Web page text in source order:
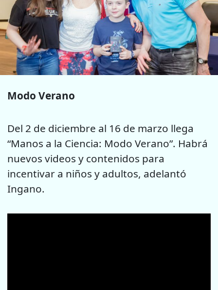
Modo Verano
Del 2 de diciembre al 16 de marzo llega
“Manos a la Ciencia: Modo Verano”. Habrá
nuevos videos y contenidos para
incentivar a niños y adultos, adelantó
Ingano.